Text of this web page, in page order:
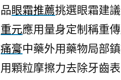
品眼霜推薦挑選眼霜建
重元應用量身定制稱重
痛膏中藥外用藥物局部
用顆粒摩擦力去除牙齒